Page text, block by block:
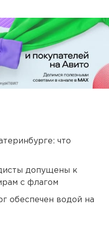
что
допущены к
с флагом
обеспечен водой на